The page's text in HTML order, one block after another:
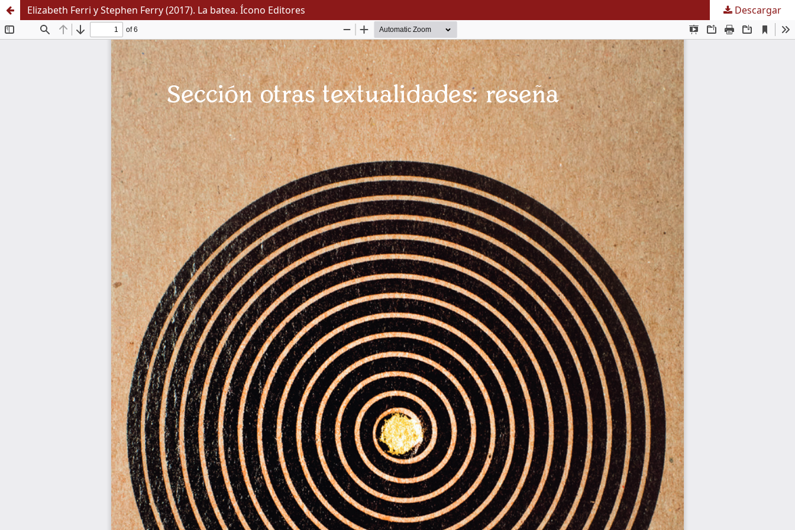
Elizabeth Ferri y Stephen Ferry (2017). La batea. Ícono Editores Descargar